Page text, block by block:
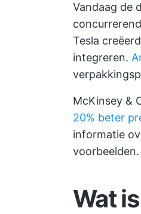
Vandaag de
Tesla
integreren.
McKinsey &
20% beter
informatie
voorbeelden.
Wat